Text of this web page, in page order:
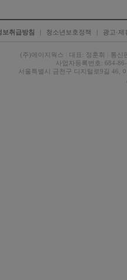
보취급방침 | 청소년보호정책 | 광고·제
(주)에이지웍스 대표: 정훈휘
통신
사업자등록번호: 684-
서울특별시 금천구 디지털로9길 46,